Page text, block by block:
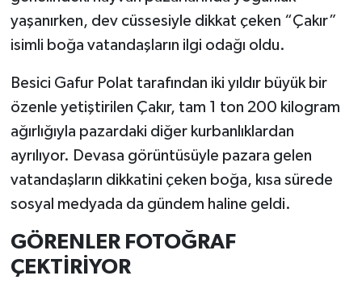
yaşanırken, dev cüssesiyle dikkat çeken “Çakır”
isimli boğa vatandaşların ilgi odağı oldu.
Besici Gafur Polat tarafından iki yıldır büyük bir
özenle yetiştirilen Çakır, tam 1 ton 200 kilogram
ağırlığıyla pazardaki diğer kurbanlıklardan
ayrılıyor. Devasa görüntüsüyle pazara gelen
vatandaşların dikkatini çeken boğa, kısa sürede
sosyal medyada da gündem haline geldi.
GÖRENLER FOTOĞRAF
ÇEKTİRİYOR